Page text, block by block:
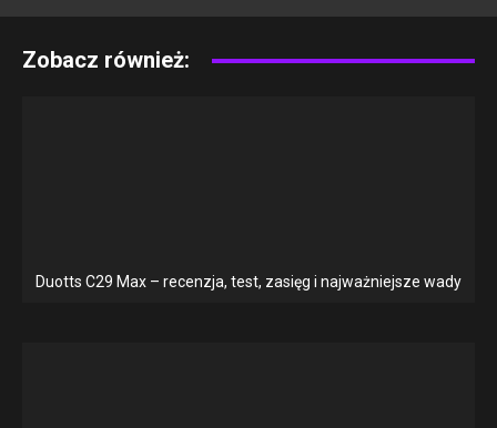
Zobacz również:
Duotts C29 Max – recenzja, test, zasięg i najważniejsze wady